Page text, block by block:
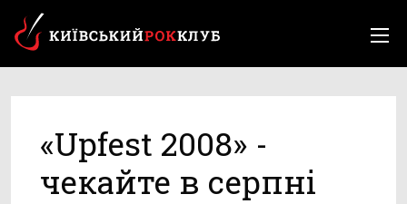
«Upfest 2008» -
чекайте в серпні